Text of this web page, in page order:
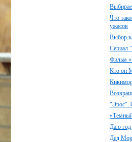
Что
ужасов
Выбор
Сериал
Фильм
Кто он
"Эрос".
Даю год
Дед